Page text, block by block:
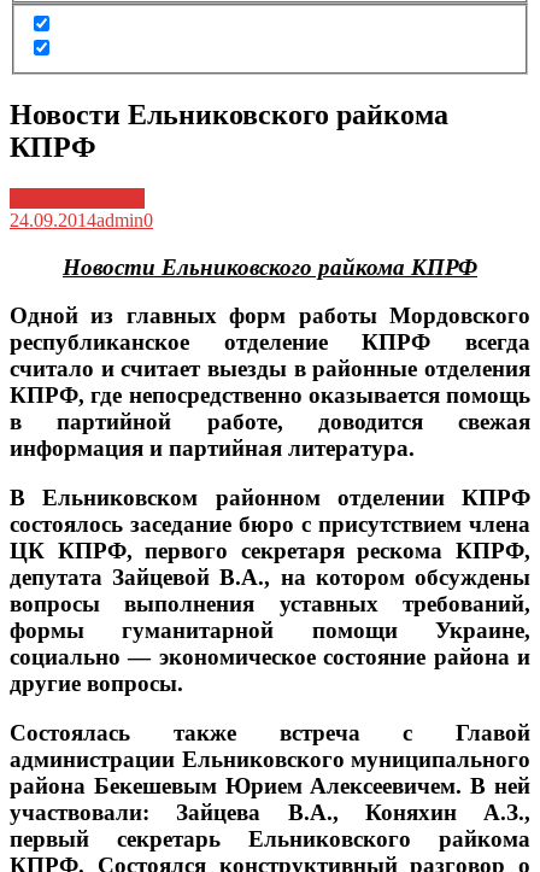
Новости Ельниковского райкома
КПРФ
24.09.2014admin0
Новости Ельниковского райкома КПРФ
Одной из главных форм работы Мордовского
республиканское отделение КПРФ всегда
считало и считает выезды в районные отделения
КПРФ, где непосредственно оказывается помощь
в партийной работе, доводится свежая
информация и партийная литература.
В Ельниковском районном отделении КПРФ
состоялось заседание бюро с присутствием члена
ЦК КПРФ, первого секретаря рескома КПРФ,
депутата Зайцевой В.А., на котором обсуждены
вопросы выполнения уставных требований,
формы гуманитарной помощи Украине,
социально — экономическое состояние района и
другие вопросы.
Состоялась также встреча с Главой
администрации Ельниковского муниципального
района Бекешевым Юрием Алексеевичем. В ней
участвовали: Зайцева В.А., Коняхин А.З.,
первый секретарь Ельниковского райкома
КПРФ. Состоялся конструктивный разговор о